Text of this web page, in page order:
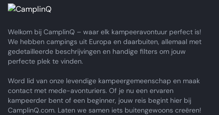
Welkom bij CamplinQ – waar elk kampeeravontuur perfect is!
We hebben campings uit Europa en daarbuiten, allemaal met
gedetailleerde beschrijvingen en handige filters om jouw
perfecte plek te vinden.
Word lid van onze levendige kampeergemeenschap en maak
contact met mede-avonturiers. Of je nu een ervaren
kampeerder bent of een beginner, jouw reis begint hier bij
CamplinQ.com. Laten we samen iets buitengewoons creëren!